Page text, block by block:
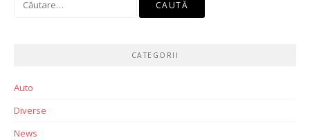
CATEGORII
Auto
Diverse
News